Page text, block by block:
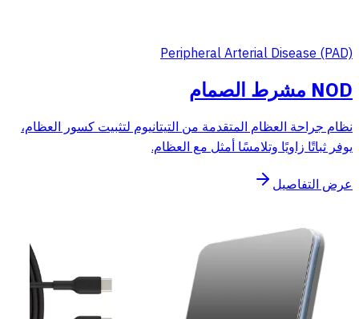
Peripheral Arterial Disease (PAD)
NOD مشرط الصمام
نظام جراحة العظام المتقدمة من التيتانيوم لتثبيت كسور العظام،
يوفر ثباتًا زاويًا وتلامسًا أمثل مع العظام.
عرض التفاصيل